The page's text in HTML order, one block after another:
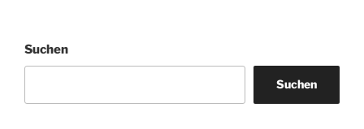
Suchen
Suchen